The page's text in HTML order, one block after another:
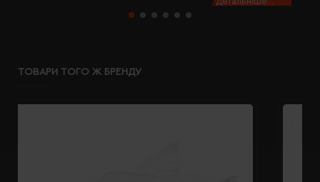
ТОВАРИ ТОГО Ж БРЕНДУ